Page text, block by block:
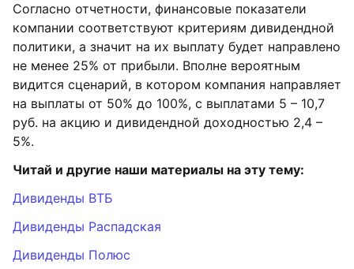
Согласно отчетности, финансовые показатели
компании соответствуют критериям дивидендной
политики, а значит на их выплату будет направлено
не менее 25% от прибыли. Вполне вероятным
видится сценарий, в котором компания направляет
на выплаты от 50% до 100%, с выплатами 5 – 10,7
руб. на акцию и дивидендной доходностью 2,4 –
5%.
Читай и другие наши материалы на эту тему:
Дивиденды ВТБ
Дивиденды Распадская
Дивиденды Полюс